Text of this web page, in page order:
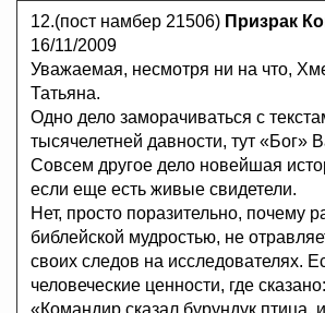
12.(пост намбер 21506) Призрак
16/11/2009
Уважаемая, несмотря ни на что,
Татьяна.
Одно дело заморачиваться с
тысячелетней давности, тут «Бог»
Совсем другое дело новейшая
если еще есть живые свидетели.
Нет, просто поразительно, почему
библейской мудростью, не
своих следов на исследователях.
человеческие ценности, где сказано: